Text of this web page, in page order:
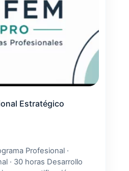
Estratégico
Profesional ·
· 30 horas Desarrollo